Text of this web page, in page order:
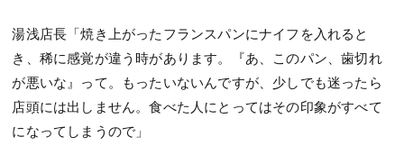
湯浅店長「焼き上がったフランスパンにナイフを入れると
き、稀に感覚が違う時があります。『あ、このパン、歯切れ
が悪いな』って。もったいないんですが、少しでも迷ったら
店頭には出しません。食べた人にとってはその印象がすべて
になってしまうので」